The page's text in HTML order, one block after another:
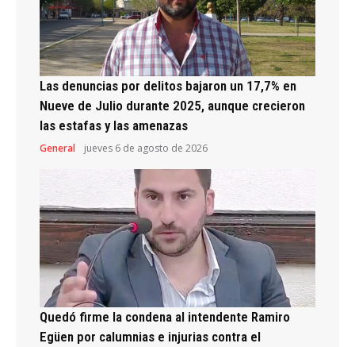
Las denuncias por delitos bajaron un 17,7% en
Nueve de Julio durante 2025, aunque crecieron
las estafas y las amenazas
General jueves 6 de agosto de 2026
Quedó firme la condena al intendente Ramiro
Egüen por calumnias e injurias contra el